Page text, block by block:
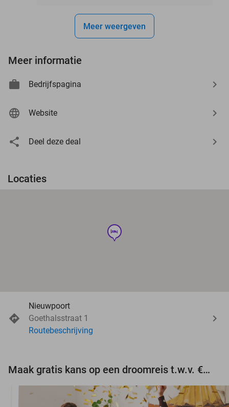
Meer weergeven
Meer informatie
Bedrijfspagina
Website
Deel deze deal
Locaties
hotel
Nieuwpoort
Goethalsstraat 1
Routebeschrijving
Maak gratis kans op een droomreis t.w.v. €3.000!